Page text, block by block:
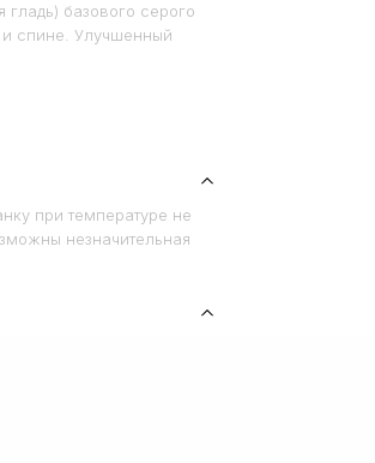
гладь) базового серого
и спине. Улучшенный
при температуре не
незначительная